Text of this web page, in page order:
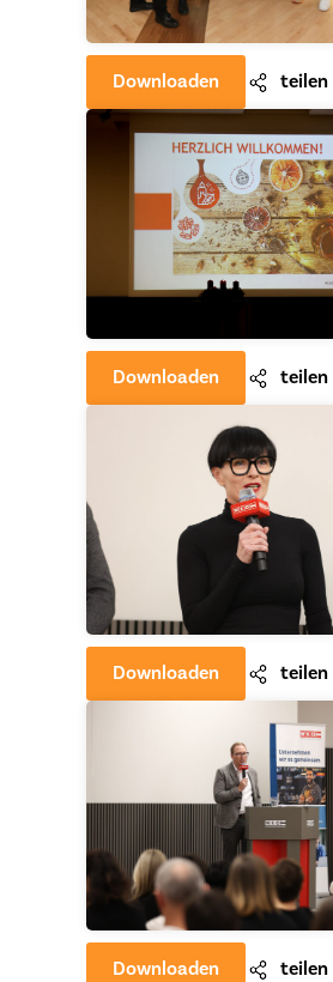
Downloaden teilen
Downloaden teilen
Downloaden teilen
Downloaden teilen